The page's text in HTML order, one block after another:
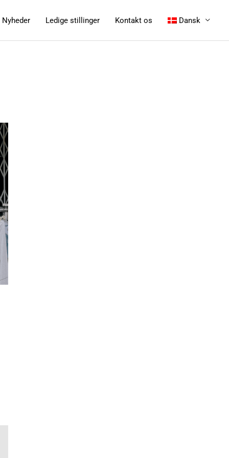
Nyheder Ledige stillinger Kontakt os Dansk